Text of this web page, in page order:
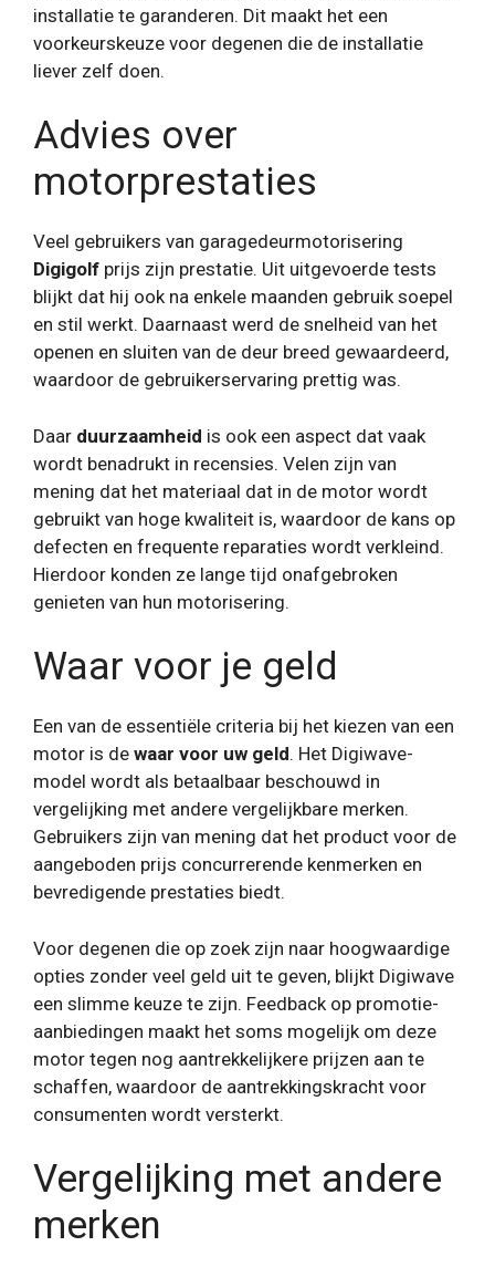
installatie te garanderen. Dit maakt het een
voorkeurskeuze voor degenen die de installatie
liever zelf doen.
Advies over
motorprestaties
Veel gebruikers van garagedeurmotorisering
Digigolf prijs zijn prestatie. Uit uitgevoerde tests
blijkt dat hij ook na enkele maanden gebruik soepel
en stil werkt. Daarnaast werd de snelheid van het
openen en sluiten van de deur breed gewaardeerd,
waardoor de gebruikerservaring prettig was.
Daar duurzaamheid is ook een aspect dat vaak
wordt benadrukt in recensies. Velen zijn van
mening dat het materiaal dat in de motor wordt
gebruikt van hoge kwaliteit is, waardoor de kans op
defecten en frequente reparaties wordt verkleind.
Hierdoor konden ze lange tijd onafgebroken
genieten van hun motorisering.
Waar voor je geld
Een van de essentiële criteria bij het kiezen van een
motor is de waar voor uw geld. Het Digiwave-
model wordt als betaalbaar beschouwd in
vergelijking met andere vergelijkbare merken.
Gebruikers zijn van mening dat het product voor de
aangeboden prijs concurrerende kenmerken en
bevredigende prestaties biedt.
Voor degenen die op zoek zijn naar hoogwaardige
opties zonder veel geld uit te geven, blijkt Digiwave
een slimme keuze te zijn. Feedback op promotie-
aanbiedingen maakt het soms mogelijk om deze
motor tegen nog aantrekkelijkere prijzen aan te
schaffen, waardoor de aantrekkingskracht voor
consumenten wordt versterkt.
Vergelijking met andere
merken